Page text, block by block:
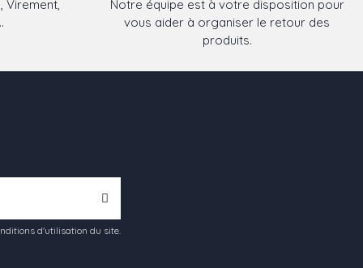
Virement,
Notre équipe est à votre disposition pour
vous aider à organiser le retour des
produits.
d'utilisation du site.